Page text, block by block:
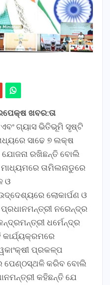
ଖବର:ତା
ଗ୍ୟାସ ଭିତିଭୂମି ସୃଷ୍ଟି
ସାଢେ ୭ ଲକ୍ଷ
ରଖିଛନ୍ତି ବୋଲି
ତାମିଲନାଡୁରେ
ଓ
ଲୋକାର୍ପଣ ଓ
ନରେନ୍ଦ୍ର
ଧର୍ମେନ୍ଦ୍ର
ପ୍ରକଳ୍ପ
ପେଣ୍ଠସ୍ଥଳି କରିବ ବୋଲି
କହିଛନ୍ତି ଯେ